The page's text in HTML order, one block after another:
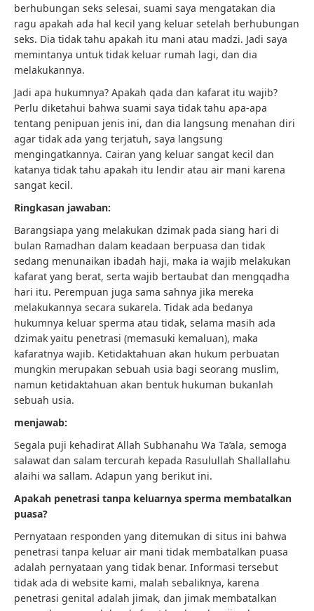
berhubungan seks selesai, suami saya mengatakan dia
ragu apakah ada hal kecil yang keluar setelah berhubungan
seks. Dia tidak tahu apakah itu mani atau madzi. Jadi saya
memintanya untuk tidak keluar rumah lagi, dan dia
melakukannya.
Jadi apa hukumnya? Apakah qada dan kafarat itu wajib?
Perlu diketahui bahwa suami saya tidak tahu apa-apa
tentang penipuan jenis ini, dan dia langsung menahan diri
agar tidak ada yang terjatuh, saya langsung
mengingatkannya. Cairan yang keluar sangat kecil dan
katanya tidak tahu apakah itu lendir atau air mani karena
sangat kecil.
Ringkasan jawaban:
Barangsiapa yang melakukan dzimak pada siang hari di
bulan Ramadhan dalam keadaan berpuasa dan tidak
sedang menunaikan ibadah haji, maka ia wajib melakukan
kafarat yang berat, serta wajib bertaubat dan mengqadha
hari itu. Perempuan juga sama sahnya jika mereka
melakukannya secara sukarela. Tidak ada bedanya
hukumnya keluar sperma atau tidak, selama masih ada
dzimak yaitu penetrasi (memasuki kemaluan), maka
kafaratnya wajib. Ketidaktahuan akan hukum perbuatan
mungkin merupakan sebuah usia bagi seorang muslim,
namun ketidaktahuan akan bentuk hukuman bukanlah
sebuah usia.
menjawab:
Segala puji kehadirat Allah Subhanahu Wa Ta’ala, semoga
salawat dan salam tercurah kepada Rasulullah Shallallahu
alaihi wa sallam. Adapun yang berikut ini.
Apakah penetrasi tanpa keluarnya sperma membatalkan
puasa?
Pernyataan responden yang ditemukan di situs ini bahwa
penetrasi tanpa keluar air mani tidak membatalkan puasa
adalah pernyataan yang tidak benar. Informasi tersebut
tidak ada di website kami, malah sebaliknya, karena
penetrasi genital adalah jimak, dan jimak membatalkan